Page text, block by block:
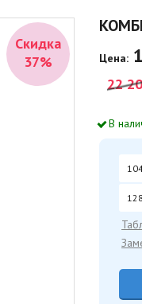
Скидка
37%
Цена:
22
В
128